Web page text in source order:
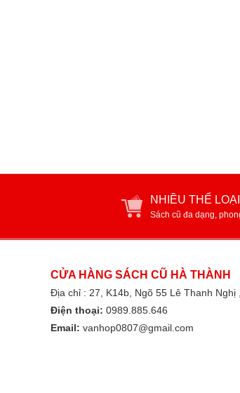
NHIỀU THỂ
Sách cũ đa dạng,
CỬA HÀNG SÁCH CŨ HÀ THÀNH
Địa chỉ : 27, K14b, Ngõ 55 Lê Thanh
Điện thoại: 0989.885.646
Email: vanhop0807@gmail.com